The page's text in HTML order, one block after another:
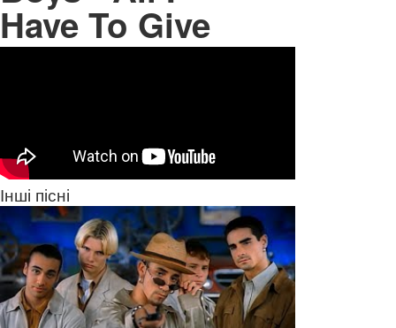
Have To Give
Інші пісні